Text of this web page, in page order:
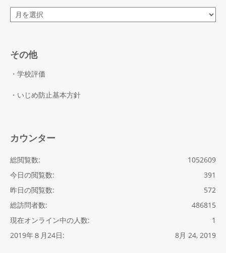
ア
ー
その他
・学校評価
・いじめ防止基本方針
カウンター
1052609
総閲覧数:
391
今日の閲覧数:
572
昨日の閲覧数:
486815
総訪問者数:
1
現在オンライン中の人数:
8月 24, 2019
2019年８月24日: